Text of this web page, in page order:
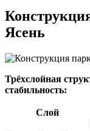
Ясень
Трёхслойная
стабильность:
Слой